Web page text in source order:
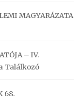
MAGYARÁZATA
– IV.
Találkozó
68.